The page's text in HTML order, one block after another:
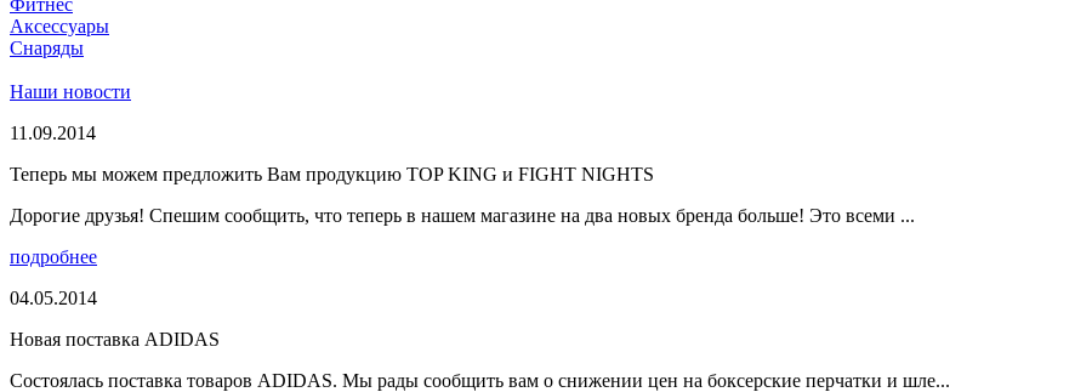
Аксессуары
Снаряды
Наши новости
11.09.2014
Теперь мы можем предложить Вам продукцию TOP KING и FIGHT NIGHTS
Дорогие друзья! Спешим сообщить, что теперь в нашем магазине на два новых бренда больше! Это всеми ...
подробнее
04.05.2014
Новая поставка ADIDAS
Состоялась поставка товаров ADIDAS. Мы рады сообщить вам о снижении цен на боксерские перчатки и шле...